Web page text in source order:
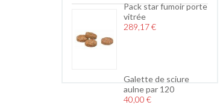
Pack star fumoir porte
vitrée
289,17 €
Galette de sciure
aulne par 120
40,00 €